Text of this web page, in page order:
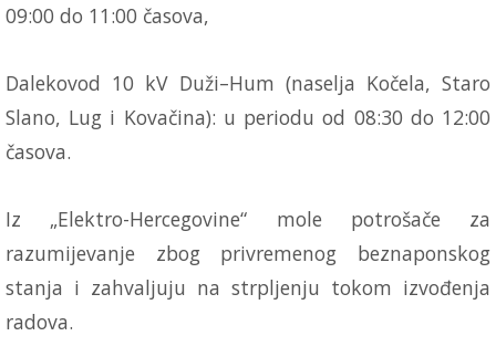
09:00 do 11:00 časova,
Dalekovod 10 kV Duži–Hum (naselja Kočela, Staro
Slano, Lug i Kovačina): u periodu od 08:30 do 12:00
časova.
Iz „Elektro-Hercegovine“ mole potrošače za
razumijevanje zbog privremenog beznaponskog
stanja i zahvaljuju na strpljenju tokom izvođenja
radova.